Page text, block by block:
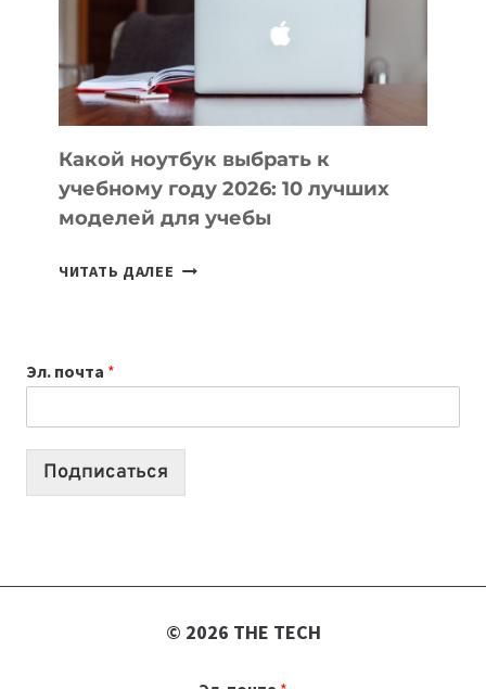
СОЗДАВАТЬ
БЕЗ
СЛОЖНОГО
КОДА
Какой ноутбук выбрать к
учебному году 2026: 10 лучших
моделей для учебы
ЧИТАТЬ ДАЛЕЕ КАКОЙ
2026:
10
Эл. почта *
Подписаться
© 2026 THE TECH